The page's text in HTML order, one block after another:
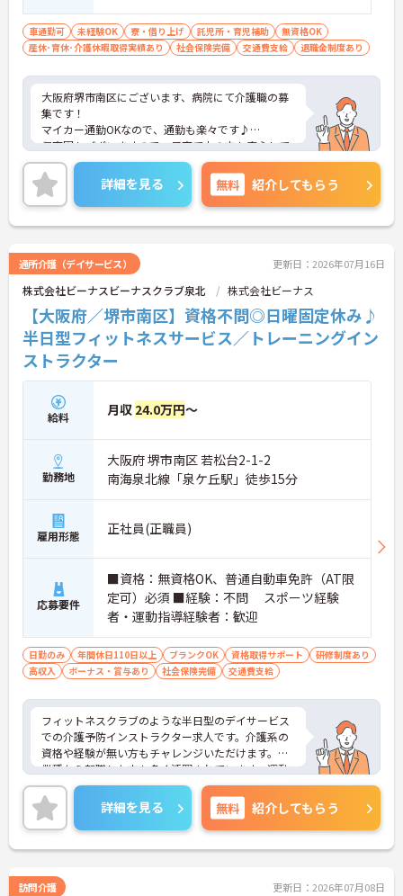
車通勤可 未経験OK 寮・借り上げ 託児所・育児補助
無資格OK
産休･育休･介護休暇取得実績あり
社会保険完備 交通費支給 退職金制度あり
大阪府堺市南区にございます、病院にて介護職の募
集です！
マイカー通勤OKなので、通勤も楽々です♪
保育園もございますので、子育て中の方も安心して
就業頂けます。
ご興味のある方は、マイナ介護職までお問い合わせ
ください。
詳細を見る 無料 紹介してもらう
通所介護（デイサービス） 更新日：2026年07月16日
株式会社ビーナスビーナスクラブ泉北 株式会社ビーナス
【大阪府／堺市南区】資格不問◎日曜固定休み♪
半日型フィットネスサービス／トレーニングイン
ストラクター
給料 月収 24.0万円～
勤務地
大阪府 堺市南区 若松台2-1-2
南海泉北線「泉ケ丘駅」徒歩15分
雇用形態 正社員(正職員)
応募要件
■資格：無資格OK、普通自動車免許（AT限
定可）必須 ■経験：不問 スポーツ経験
者・運動指導経験者：歓迎
日勤のみ 年間休日110日以上 ブランクOK 資格取得サポート
研修制度あり
高収入
ボーナス・賞与あり 社会保険完備 交通費支給
フィットネスクラブのような半日型のデイサービス
での介護予防インストラクター求人です。介護系の
資格や経験が無い方もチャレンジいただけます。異
業種から転職した方も多く活躍されています。運動
指導、マシンサポート等がメイン業務となり、介助
負担も少なめです。日曜固定休み、年間休日は115
日あり、ワークライフバランスを重視した働き方が
叶います。ご興味のある方には、面接対策ポイント
など、さらに詳細をお話しいたしますのでお気軽に
詳細を見る 無料 紹介してもらう
訪問介護 更新日：2026年07月08日